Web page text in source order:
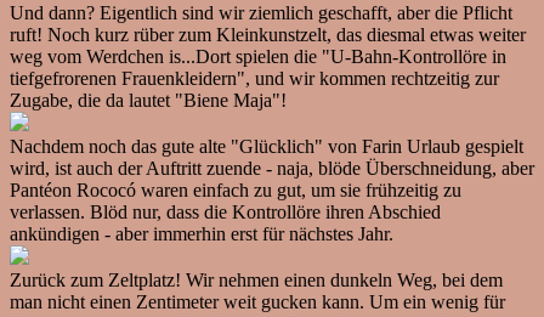
Und dann? Eigentlich sind wir ziemlich geschafft, aber die Pflicht
ruft! Noch kurz rüber zum Kleinkunstzelt, das diesmal etwas weiter
weg vom Werdchen is...Dort spielen die "U-Bahn-Kontrollöre in
tiefgefrorenen Frauenkleidern", und wir kommen rechtzeitig zur
Zugabe, die da lautet "Biene Maja"!
Nachdem noch das gute alte "Glücklich" von Farin Urlaub gespielt
wird, ist auch der Auftritt zuende - naja, blöde Überschneidung, aber
Pantéon Rococó waren einfach zu gut, um sie frühzeitig zu
verlassen. Blöd nur, dass die Kontrollöre ihren Abschied
ankündigen - aber immerhin erst für nächstes Jahr.
Zurück zum Zeltplatz! Wir nehmen einen dunkeln Weg, bei dem
man nicht einen Zentimeter weit gucken kann. Um ein wenig für